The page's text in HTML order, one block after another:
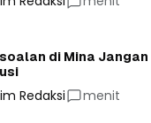
di Mina
Redaksi menit